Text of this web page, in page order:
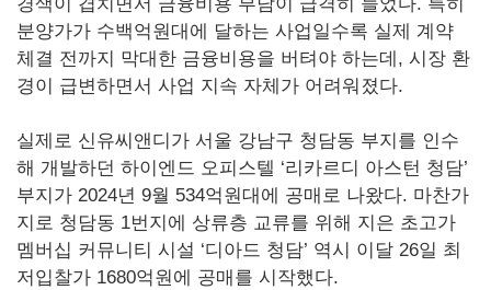
경색이 겹치면서 금융비용 부담이 급격히 늘었다. 특히
분양가가 수백억원대에 달하는 사업일수록 실제 계약
체결 전까지 막대한 금융비용을 버텨야 하는데, 시장 환
경이 급변하면서 사업 지속 자체가 어려워졌다.
실제로 신유씨앤디가 서울 강남구 청담동 부지를 인수
해 개발하던 하이엔드 오피스텔 ‘리카르디 아스턴 청담’
부지가 2024년 9월 534억원대에 공매로 나왔다. 마찬가
지로 청담동 1번지에 상류층 교류를 위해 지은 초고가
멤버십 커뮤니티 시설 ‘디아드 청담’ 역시 이달 26일 최
저입찰가 1680억원에 공매를 시작했다.